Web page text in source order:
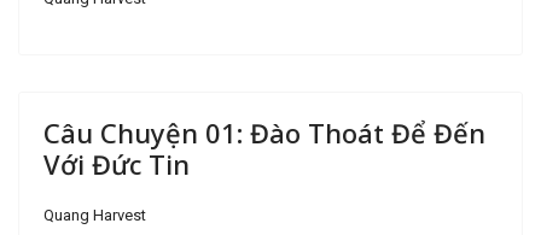
Câu Chuyện 01: Đào Thoát Để Đến
Với Đức Tin
Quang Harvest